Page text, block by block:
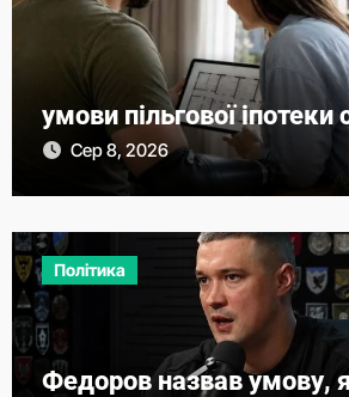
умови пільгової іпотеки
Сер 8, 2026
Політика
Федоров назвав умову,